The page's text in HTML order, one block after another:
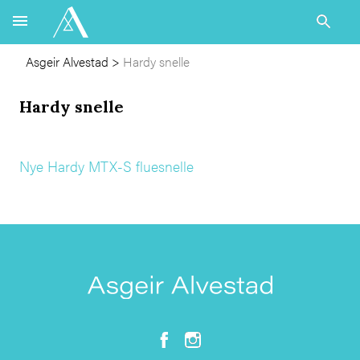
Asgeir Alvestad > Hardy snelle
Hardy snelle
Nye Hardy MTX-S fluesnelle